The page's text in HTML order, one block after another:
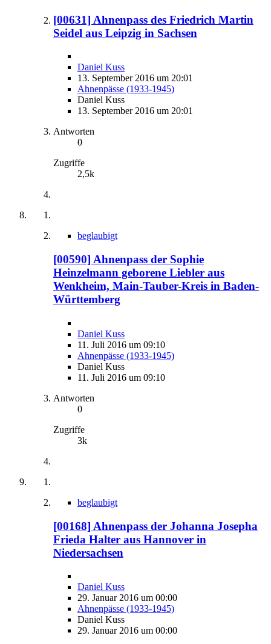
[00631] Ahnenpass des Friedrich Martin
Seidel aus Leipzig in Sachsen
Daniel Kuss
13. September 2016 um 20:01
Ahnenpässe (1933-1945)
Daniel Kuss
13. September 2016 um 20:01
Antworten
0
Zugriffe
2,5k
beglaubigt
[00590] Ahnenpass der Sophie
Heinzelmann geborene Liebler aus
Wenkheim, Main-Tauber-Kreis in Baden-
Württemberg
Daniel Kuss
11. Juli 2016 um 09:10
Ahnenpässe (1933-1945)
Daniel Kuss
11. Juli 2016 um 09:10
Antworten
0
Zugriffe
3k
beglaubigt
[00168] Ahnenpass der Johanna Josepha
Frieda Halter aus Hannover in
Niedersachsen
Daniel Kuss
29. Januar 2016 um 00:00
Ahnenpässe (1933-1945)
Daniel Kuss
29. Januar 2016 um 00:00